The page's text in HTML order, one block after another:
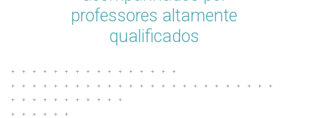
professores altamente
qualificados